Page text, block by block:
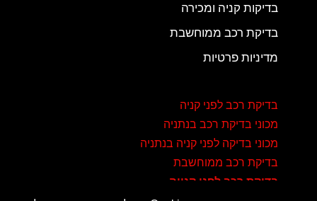
בדיקות קניה ומכירה
בדיקת רכב ממוחשבת
מדיניות פרטיות
בדיקת רכב לפני קניה
מכוני בדיקת רכב בנתניה
מכוני בדיקה לפני קניה בנתניה
בדיקת רכב ממוחשבת
בדיקת רכב לפני קנייה